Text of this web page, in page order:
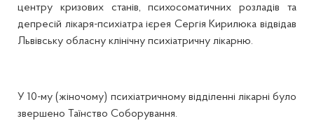
центру кризових станів, психосоматичних розладів та
депресій лікаря-психіатра ієрея Сергія Кирилюка відвідав
Львівську обласну клінічну психіатричну лікарню.
У 10-му (жіночому) психіатричному відділенні лікарні було
звершено Таїнство Соборування.